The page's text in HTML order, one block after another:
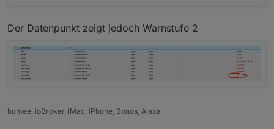
Der Datenpunkt zeigt jedoch Warnstufe 2
homee, ioBroker, iMac, iPhone, Sonos, Alaxa